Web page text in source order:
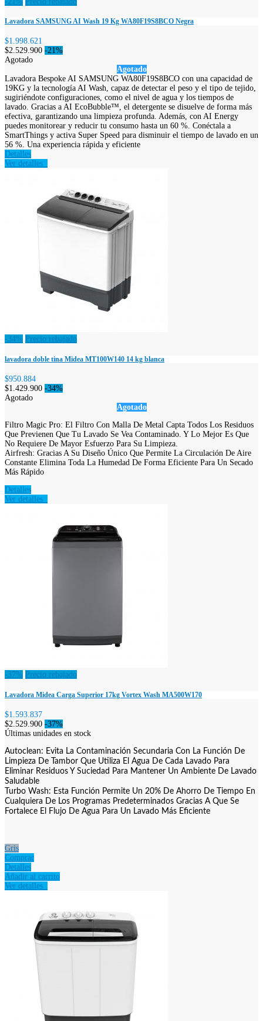
Lavadora SAMSUNG AI Wash 19 Kg WA80F19S8BCO Negra
$1.998.621
$2.529.900 -21%
Agotado
Agotado
Lavadora Bespoke AI SAMSUNG WA80F19S8BCO con una capacidad de
19KG y la tecnología AI Wash, capaz de detectar el peso y el tipo de tejido,
sugiriéndote configuraciones, como el nivel de agua y los tiempos de
lavado. Gracias a AI EcoBubble™, el detergente se disuelve de forma más
efectiva, garantizando una limpieza profunda. Además, con AI Energy
puedes monitorear y reducir tu consumo hasta un 60 %. Conéctala a
SmartThings y activa Super Speed para disminuir el tiempo de lavado en un
56 %. Una experiencia rápida y eficiente
Detalles
Ver detalles
-34% Precio rebajado
lavadora doble tina Midea MT100W140 14 kg blanca
$950.884
$1.429.900 -34%
Agotado
Agotado
Filtro Magic Pro: El Filtro Con Malla De Metal Capta Todos Los Residuos
Que Previenen Que Tu Lavado Se Vea Contaminado. Y Lo Mejor Es Que
No Requiere De Mayor Esfuerzo Para Su Limpieza.
Airfresh: Gracias A Su Diseño Único Que Permite La Circulación De Aire
Constante Elimina Toda La Humedad De Forma Eficiente Para Un Secado
Más Rápido
Detalles
Ver detalles
-37% Precio rebajado
Lavadora Midea Carga Superior 17kg Vortex Wash MA500W170
$1.593.837
$2.529.900 -37%
Últimas unidades en stock
Autoclean: Evita La Contaminación Secundaria Con La Función De
Limpieza De Tambor Que Utiliza El Agua De Cada Lavado Para
Eliminar Residuos Y Suciedad Para Mantener Un Ambiente De Lavado
Saludable
Turbo Wash: Esta Función Permite Un 20% De Ahorro De Tiempo En
Cualquiera De Los Programas Predeterminados Gracias A Que Se
Fortalece El Flujo De Agua Para Un Lavado Más Eficiente
Gris
Comprar
Detalles
Añadir al carrito
Ver detalles